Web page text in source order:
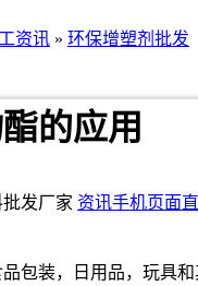
资讯 » 环保增塑剂批发
的应用
发厂家 资讯手机页面
包装，日用品，玩具